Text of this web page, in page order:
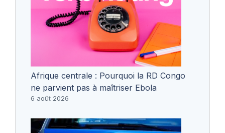
Afrique centrale : Pourquoi la RD Congo
ne parvient pas à maîtriser Ebola
6 août 2026